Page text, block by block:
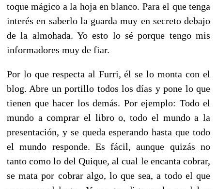
toque mágico a la hoja en blanco. Para el que tenga
interés en saberlo la guarda muy en secreto debajo
de la almohada. Yo esto lo sé porque tengo mis
informadores muy de fiar.
Por lo que respecta al Furri, él se lo monta con el
blog. Abre un portillo todos los días y pone lo que
tienen que hacer los demás. Por ejemplo: Todo el
mundo a comprar el libro o, todo el mundo a la
presentación, y se queda esperando hasta que todo
el mundo responde. Es fácil, aunque quizás no
tanto como lo del Quique, al cual le encanta cobrar,
se mata por cobrar algo, lo que sea, a todo el que